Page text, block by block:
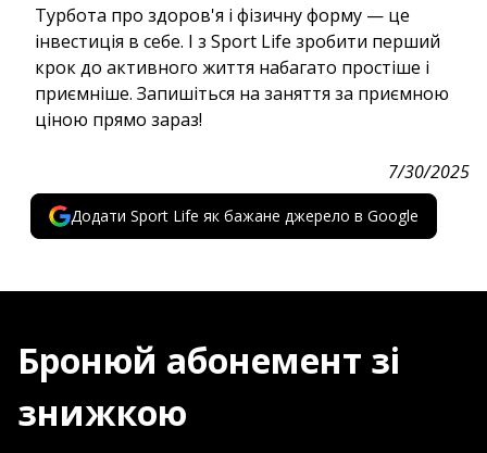
Турбота про здоров'я і фізичну форму — це
інвестиція в себе. І з Sport Life зробити перший
крок до активного життя набагато простіше і
приємніше. Запишіться на заняття за приємною
ціною прямо зараз!
7/30/2025
Додати Sport Life як бажане джерело в Google
Бронюй абонемент зі
знижкою